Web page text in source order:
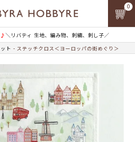
♪＼リバティ 生地、編み物、刺繍、刺し子／
0
ト ステッチクロス＜ヨーロッパの街めぐり＞